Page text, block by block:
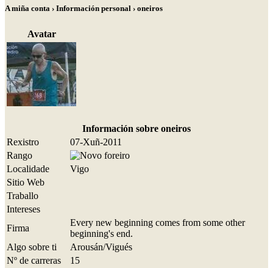
A miña conta › Información personal › oneiros
Avatar
Información sobre oneiros
Rexistro
07-Xuñ-2011
Rango
Localidade
Vigo
Sitio Web
Traballo
Intereses
Firma
Every new beginning comes from some other
beginning's end.
Algo sobre ti
Arousán/Vigués
Nº de carreras
15